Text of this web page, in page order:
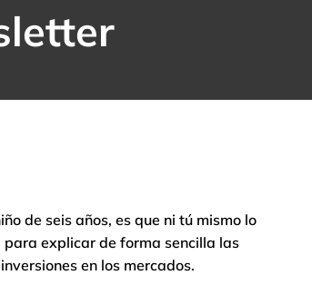
de seis años, es que ni tú mismo lo
para explicar de forma sencilla las
en los mercados.